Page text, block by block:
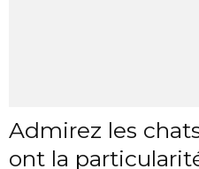
Admirez les
ont la